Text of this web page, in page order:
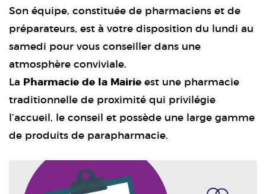
Son équipe, constituée de pharmaciens et de
préparateurs, est à votre disposition du lundi au
samedi pour vous conseiller dans une
atmosphère conviviale.
La
Pharmacie de la Mairie est une pharmacie
traditionnelle de proximité qui privilégie
l’accueil, le conseil et possède une large gamme
de produits de parapharmacie.